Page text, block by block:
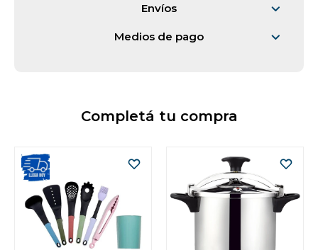
Envíos
Medios de pago
Completá tu compra